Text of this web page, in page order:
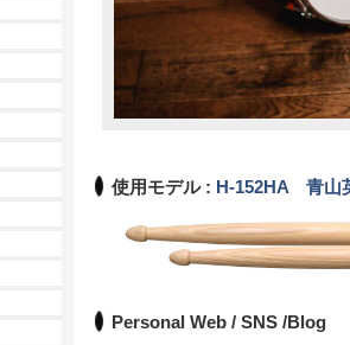
使用モデル : H-152HA 青山
Personal Web / SNS /Blog